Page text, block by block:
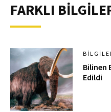
FARKLI
Bilinen
Edildi